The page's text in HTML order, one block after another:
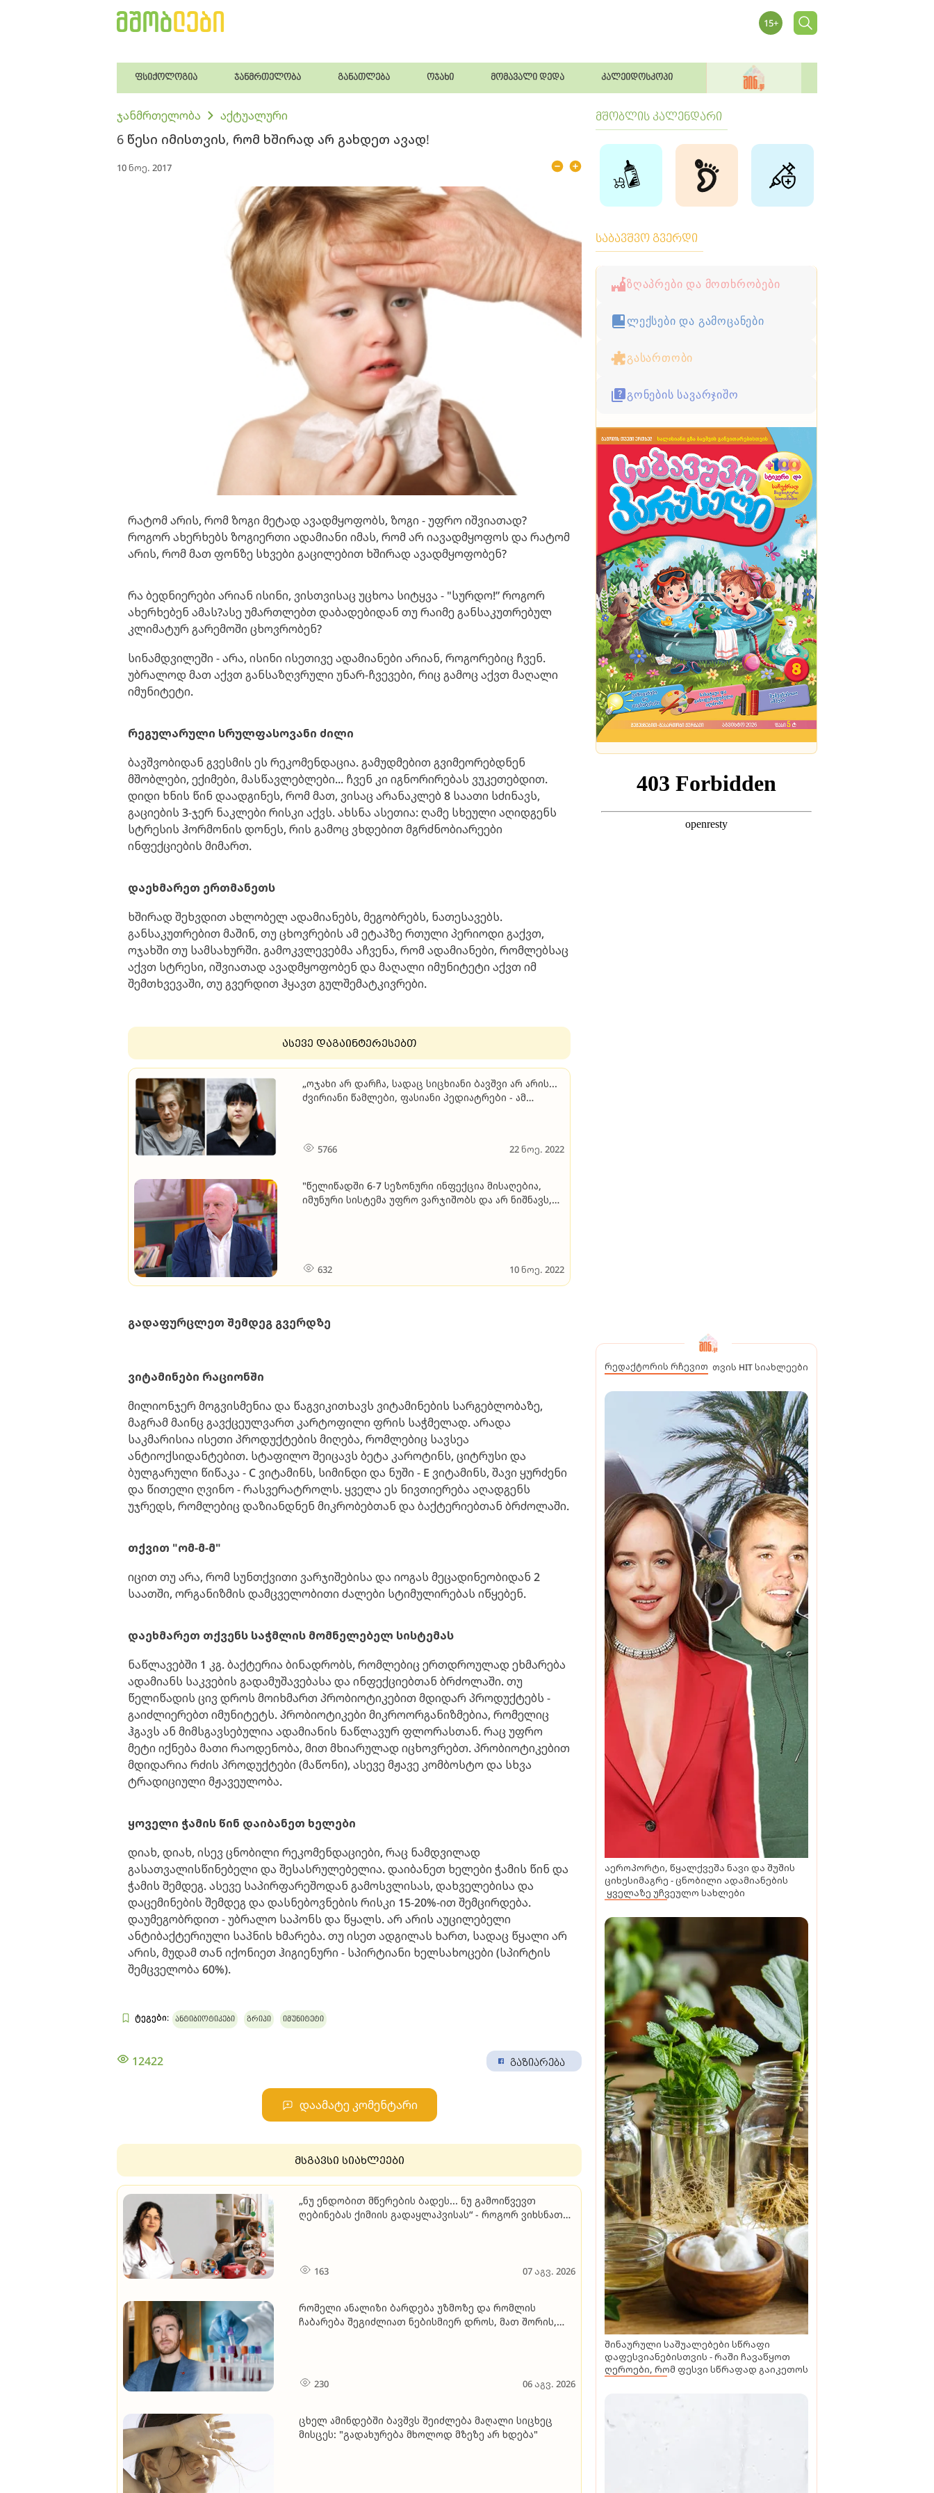
ფსიქოლოგია ჯანმრთელობა განათლება ოჯახი მომავალი დედა კალეიდოსკოპი
ჯანმრთელობა აქტუალური
6 წესი იმისთვის, რომ ხშირად არ გახდეთ ავად!
10 ნოე. 2017
რატომ არის, რომ ზოგი მეტად ავადმყოფობს, ზოგი - უფრო იშვიათად?
როგორ ახერხებს ზოგიერთი ადამიანი იმას, რომ არ იავადმყოფოს და რატომ
არის, რომ მათ ფონზე სხვები გაცილებით ხშირად ავადმყოფობენ?
რა ბედნიერები არიან ისინი, ვისთვისაც უცხოა სიტყვა - "სურდო!” როგორ
ახერხებენ ამას?ასე უმართლებთ დაბადებიდან თუ რაიმე განსაკუთრებულ
კლიმატურ გარემოში ცხოვრობენ?
სინამდვილეში - არა, ისინი ისეთივე ადამიანები არიან, როგორებიც ჩვენ.
უბრალოდ მათ აქვთ განსაზღვრული უნარ-ჩვევები, რიც გამოც აქვთ მაღალი
იმუნიტეტი.
რეგულარული სრულფასოვანი ძილი
ბავშვობიდან გვესმის ეს რეკომენდაცია. გამუდმებით გვიმეორებდნენ
მშობლები, ექიმები, მასწავლებლები... ჩვენ კი იგნორირებას ვუკეთებდით.
დიდი ხნის წინ დაადგინეს, რომ მათ, ვისაც არანაკლებ 8 საათი სძინავს,
გაციების 3-ჯერ ნაკლები რისკი აქვს. ახსნა ასეთია: ღამე სხეული აღიდგენს
სტრესის ჰორმონის დონეს, რის გამოც ვხდებით მგრძნობიარეები
ინფექციების მიმართ.
დაეხმარეთ ერთმანეთს
ხშირად შეხვდით ახლობელ ადამიანებს, მეგობრებს, ნათესავებს.
განსაკუთრებით მაშინ, თუ ცხოვრების ამ ეტაპზე რთული პერიოდი გაქვთ,
ოჯახში თუ სამსახურში. გამოკვლევებმა აჩვენა, რომ ადამიანები, რომლებსაც
აქვთ სტრესი, იშვიათად ავადმყოფობენ და მაღალი იმუნიტეტი აქვთ იმ
შემთხვევაში, თუ გვერდით ჰყავთ გულშემატკივრები.
ასევე დაგაინტერესებთ
„ოჯახი არ დარჩა, სადაც სიცხიანი ბავშვი არ არის...
ძვირიანი წამლები, ფასიანი პედიატრები - ამ
წარმომადგენლები შექმნილ ვითარებაზე
5766 22 ნოე. 2022
"წელიწადში 6-7 სეზონური ინფექცია მისაღებია,
იმუნური სისტემა უფრო ვარჯიშობს და არ ნიშნავს,
632 10 ნოე. 2022
გადაფურცლეთ შემდეგ გვერდზე
ვიტამინები რაციონში
მილიონჯერ მოგვისმენია და წაგვიკითხავს ვიტამინების სარგებლობაზე,
მაგრამ მაინც გავქცეულვართ კარტოფილი ფრის საჭმელად. არადა
საკმარისია ისეთი პროდუქტების მიღება, რომლებიც სავსეა
ანტიოქსიდანტებით. სტაფილო შეიცავს ბეტა კაროტინს, ციტრუსი და
ბულგარული წიწაკა - С ვიტამინს, სიმინდი და ნუში - Е ვიტამინს, შავი ყურძენი
და წითელი ღვინო - რასვერატროლს. ყველა ეს ნივთიერება აღადგენს
უჯრედს, რომლებიც დაზიანდნენ მიკრობებთან და ბაქტერიებთან ბრძოლაში.
თქვით "ომ-მ-მ"
იცით თუ არა, რომ სუნთქვითი ვარჯიშებისა და იოგას მეცადინეობიდან 2
საათში, ორგანიზმის დამცველობითი ძალები სტიმულირებას იწყებენ.
დაეხმარეთ თქვენს საჭმლის მომნელებელ სისტემას
ნაწლავებში 1 კგ. ბაქტერია ბინადრობს, რომლებიც ერთდროულად ეხმარება
ადამიანს საკვების გადამუშავებასა და ინფექციებთან ბრძოლაში. თუ
წელიწადის ცივ დროს მოიხმართ პრობიოტიკებით მდიდარ პროდუქტებს -
გაიძლიერებთ იმუნიტეტს. პრობიოტიკები მიკროორგანიზმებია, რომელიც
ჰგავს ან მიმსგავსებულია ადამიანის ნაწლავურ ფლორასთან. რაც უფრო
მეტი იქნება მათი რაოდენობა, მით მხიარულად იცხოვრებთ. პრობიოტიკებით
მდიდარია რძის პროდუქტები (მაწონი), ასევე მჟავე კომბოსტო და სხვა
ტრადიციული მჟავეულობა.
ყოველი ჭამის წინ დაიბანეთ ხელები
დიახ, დიახ, ისევ ცნობილი რეკომენდაციები, რაც ნამდვილად
გასათვალისწინებელი და შესასრულებელია. დაიბანეთ ხელები ჭამის წინ და
ჭამის შემდეგ. ასევე საპირფარეშოდან გამოსვლისას, დახველებისა და
დაცემინების შემდეგ და დასნებოვნების რისკი 15-20%-ით შემცირდება.
დაუმეგობრდით - უბრალო საპონს და წყალს. არ არის აუცილებელი
ანტიბაქტერიული საპნის ხმარება. თუ ისეთ ადგილას ხართ, სადაც წყალი არ
არის, მუდამ თან იქონიეთ ჰიგიენური - სპირტიანი ხელსახოცები (სპირტის
შემცველობა 60%).
ტეგები: ანტიბიოტიკები გრიპი იმუნიტეტი
12422 გაზიარება
დაამატე კომენტარი
მსგავსი სიახლეები
„ნუ ენდობით მწერების ბადეს... ნუ გამოიწვევთ
ღებინებას ქიმიის გადაყლაპვისას“ - როგორ ვიხსნათ
163 07 აგვ. 2026
რომელი ანალიზი ბარდება უზმოზე და რომლის
ჩაბარება შეგიძლიათ ნებისმიერ დროს, მათ შორის,
230 06 აგვ. 2026
ცხელ ამინდებში ბავშვს შეიძლება მაღალი სიცხეც
მისცეს: "გადახურება მხოლოდ მზეზე არ ხდება"
მშობლის კალენდარი
საბავშვო გვერდი
ზღაპრები და მოთხრობები
ლექსები და გამოცანები
გასართობი
გონების სავარჯიშო
რედაქტორის რჩევით თვის HIT სიახლეები
აეროპორტი, წყალქვეშა ნავი და შუშის
ციხესიმაგრე - ცნობილი ადამიანების
ყველაზე უჩვეულო სახლები
შინაურული საშუალებები სწრაფი
დაფესვიანებისთვის - რაში ჩავაწყოთ
ღეროები, რომ ფესვი სწრაფად გაიკეთოს